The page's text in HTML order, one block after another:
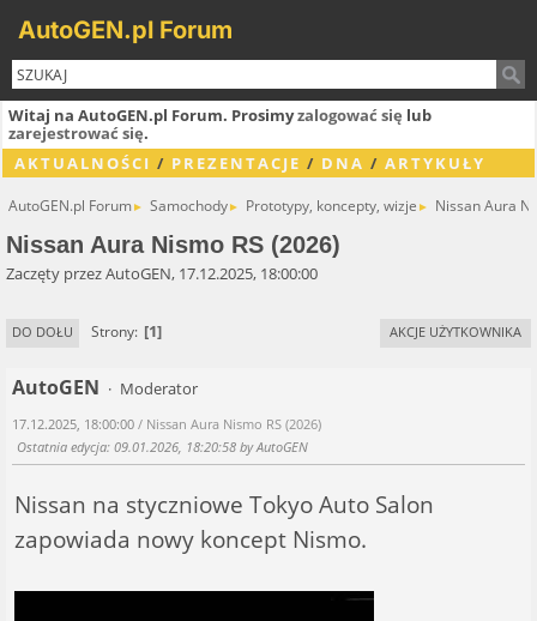
AutoGEN.pl Forum
Witaj na AutoGEN.pl Forum. Prosimyzalogować się lub
zarejestrować się.
AKTUALNOŚCI / PREZENTACJE / DNA / ARTYKUŁY
AutoGEN.pl Forum► Samochody► Prototypy, koncepty, wizje ► Nissan Aura
Nissan Aura Nismo RS (2026)
Zaczęty przez AutoGEN, 17.12.2025, 18:00:00
DO DOŁU Strony 1 AKCJE UŻYTKOWNIKA
AutoGEN Moderator
17.12.2025, 18:00:00 / Nissan Aura Nismo RS (2026)
Ostatnia edycja: 09.01.2026, 18:20:58 by AutoGEN
Nissan na styczniowe Tokyo Auto Salon
zapowiada nowy koncept Nismo.